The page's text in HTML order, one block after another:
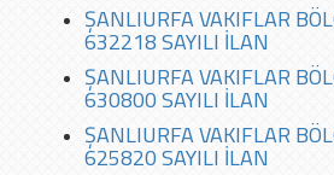
ŞANLIURFA VAKIFLAR
632218 SAYILI İLAN
ŞANLIURFA VAKIFLAR
630800 SAYILI İLAN
ŞANLIURFA VAKIFLAR
625820 SAYILI İLAN